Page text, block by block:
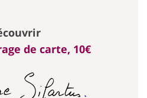
de carte, 10€